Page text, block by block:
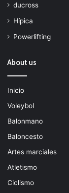
ducross
Hípica
Powerlifting
About us
Inicio
Voleybol
Balonmano
Baloncesto
Artes marciales
Atletismo
Ciclismo